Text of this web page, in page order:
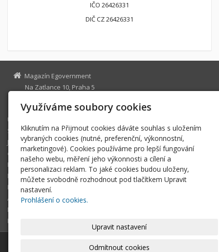
IČO 26426331
DIČ CZ 26426331
Magazín Egovernment
Na Zatlance 10, Praha 5
egovernment@egovernment.cz
Úvodní stránka
STUDIO
JIHLAVA
eOSOBNOST
ROK INFORMATIKY
MIKULOV
EGOVERNMENT THE BEST
ARCHIV MAGAZÍNU
DOTAZ
REGISTRACE ČTENÁŘE
Magazín Egovernment|Mapa webu
Využíváme soubory cookies
Kliknutím na Přijmout cookies dáváte souhlas s uložením
vybraných cookies (nutné, preferenční, výkonnostní,
marketingové). Cookies používáme pro lepší fungování
našeho webu, měření jeho výkonnosti a cílení a
personalizaci reklam. To jaké cookies budou uloženy,
můžete svobodně rozhodnout pod tlačítkem Upravit
nastavení.
Prohlášení o cookies.
Upravit nastavení
Odmítnout cookies